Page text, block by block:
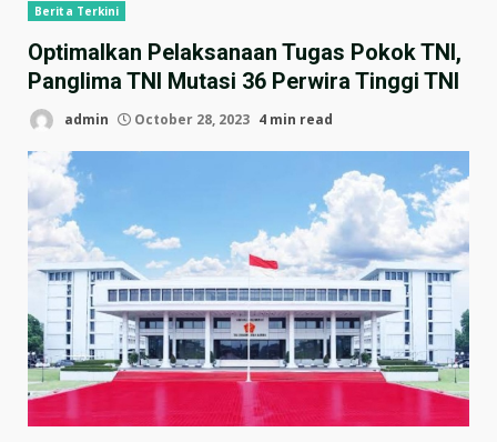
Berita Terkini
Optimalkan Pelaksanaan Tugas Pokok TNI,
Panglima TNI Mutasi 36 Perwira Tinggi TNI
admin October 28, 2023 4 min read